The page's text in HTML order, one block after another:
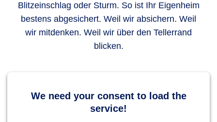
Blitzeinschlag oder Sturm. So ist Ihr Eigenheim
bestens abgesichert. Weil wir absichern. Weil
wir mitdenken. Weil wir über den Tellerrand
blicken.
We need your consent to load the
service!